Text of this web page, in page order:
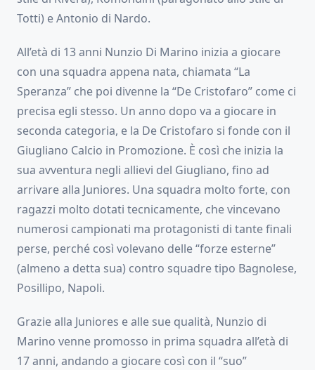
Totti) e Antonio di Nardo.
All’età di 13 anni Nunzio Di Marino inizia a giocare
con una squadra appena nata, chiamata “La
Speranza” che poi divenne la “De Cristofaro” come ci
precisa egli stesso. Un anno dopo va a giocare in
seconda categoria, e la De Cristofaro si fonde con il
Giugliano Calcio in Promozione. È così che inizia la
sua avventura negli allievi del Giugliano, fino ad
arrivare alla Juniores. Una squadra molto forte, con
ragazzi molto dotati tecnicamente, che vincevano
numerosi campionati ma protagonisti di tante finali
perse, perché così volevano delle “forze esterne”
(almeno a detta sua) contro squadre tipo Bagnolese,
Posillipo, Napoli.
Grazie alla Juniores e alle sue qualità, Nunzio di
Marino venne promosso in prima squadra all’età di
17 anni, andando a giocare così con il “suo”